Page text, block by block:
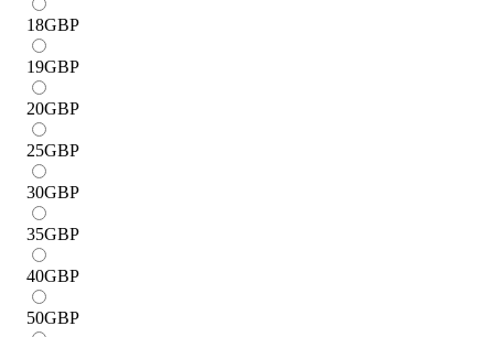
18GBP
19GBP
20GBP
25GBP
30GBP
35GBP
40GBP
50GBP